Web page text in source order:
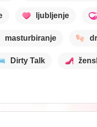
ljubljenje
masturbiranje
Dirty Talk